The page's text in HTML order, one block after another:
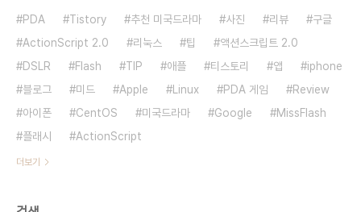
PDA Tistory 추천 미국드라마 사진 리뷰
구글
ActionScript 2.0
리눅스 팁
액션스크립트 2.0
DSLR
Flash TIP 애플 티스토리 앱
iphone
블로그
미드 Apple Linux PDA 게임
Review
아이폰
CentOS 미국드라마 Google
MissFlash
플래시
ActionScript
더보기